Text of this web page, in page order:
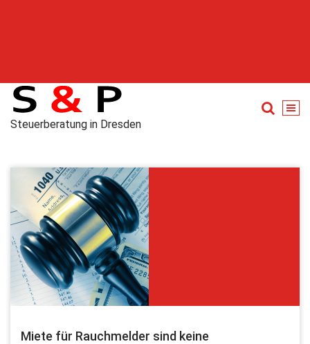
Steuerberatung in Dresden
Miete für Rauchmelder sind keine